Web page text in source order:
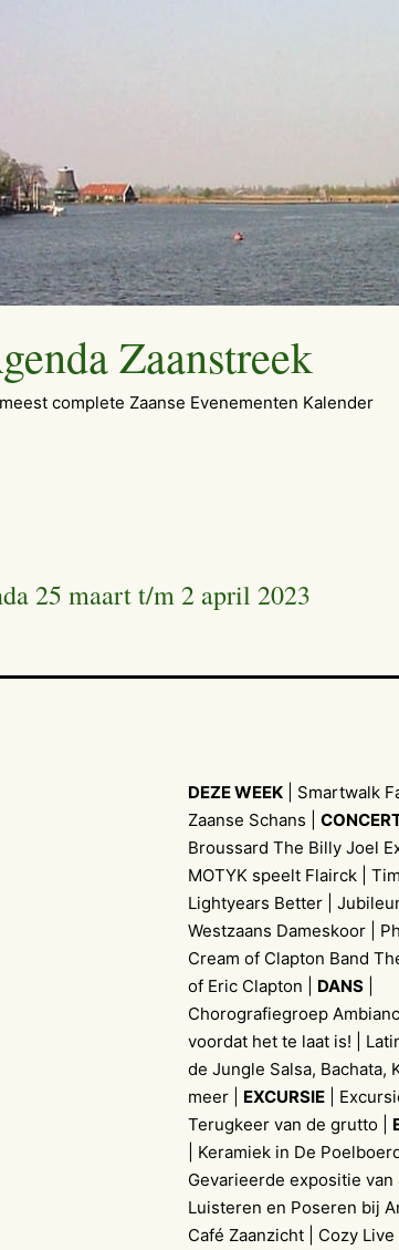
Zaanstreek
complete Zaanse Evenementen Kalender
25 maart t/m 2 april 2023
DEZE WEEK | Smartwalk
Zaanse Schans |
Broussard The Billy Joel
MOTYK speelt Flairck |
Lightyears Better |
Westzaans Dameskoor |
Cream of Clapton Band
of Eric Clapton | DANS
Chorografiegroep
voordat het te laat is! |
de Jungle Salsa, Bachata,
meer | EXCURSIE |
Terugkeer van de grutto |
| Keramiek in De
Gevarieerde expositie
Luisteren en Poseren bij
Café Zaanzicht | Cozy